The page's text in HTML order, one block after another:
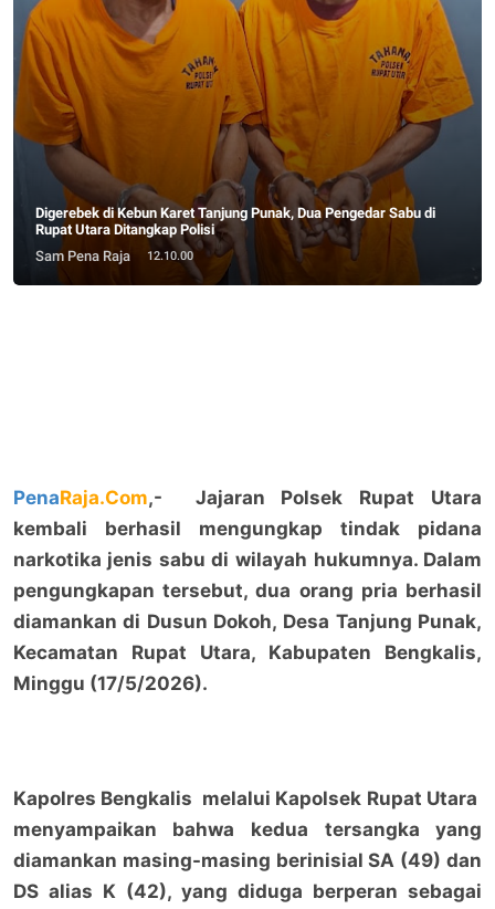
Digerebek di Kebun Karet Tanjung Punak, Dua Pengedar Sabu di
Rupat Utara Ditangkap Polisi
Sam Pena Raja
12.10.00
PenaRaja.Com,- Jajaran Polsek Rupat Utara
kembali berhasil mengungkap tindak pidana
narkotika jenis sabu di wilayah hukumnya. Dalam
pengungkapan tersebut, dua orang pria berhasil
diamankan di Dusun Dokoh, Desa Tanjung Punak,
Kecamatan Rupat Utara, Kabupaten Bengkalis,
Minggu (17/5/2026).
Kapolres Bengkalis melalui Kapolsek Rupat Utara
menyampaikan bahwa kedua tersangka yang
diamankan masing-masing berinisial SA (49) dan
DS alias K (42), yang diduga berperan sebagai